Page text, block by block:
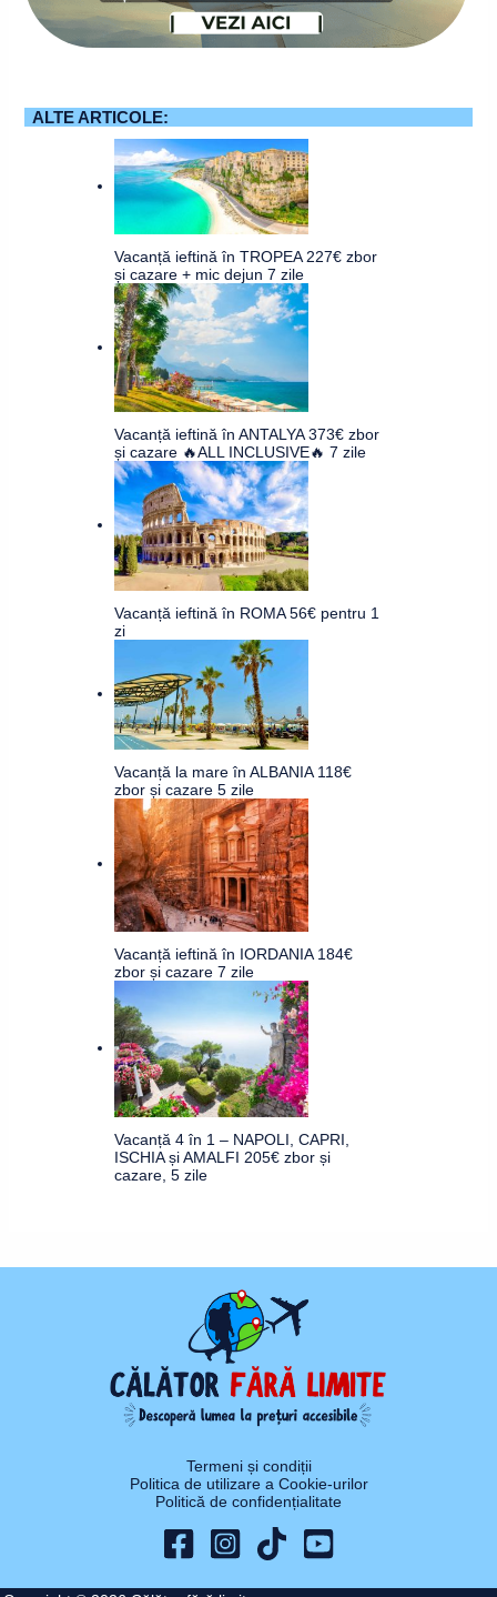
ALTE ARTICOLE:
Vacanță ieftină în TROPEA 227€ zbor
și cazare + mic dejun 7 zile
Vacanță ieftină în ANTALYA 373€ zbor
și cazare 🔥ALL INCLUSIVE🔥 7 zile
Vacanță ieftină în ROMA 56€ pentru 1
zi
Vacanță la mare în ALBANIA 118€
zbor și cazare 5 zile
Vacanță ieftină în IORDANIA 184€
zbor și cazare 7 zile
Vacanță 4 în 1 – NAPOLI, CAPRI,
ISCHIA și AMALFI 205€ zbor și
cazare, 5 zile
Termeni și condiții
Politica de utilizare a Cookie-urilor
Politică de confidențialitate